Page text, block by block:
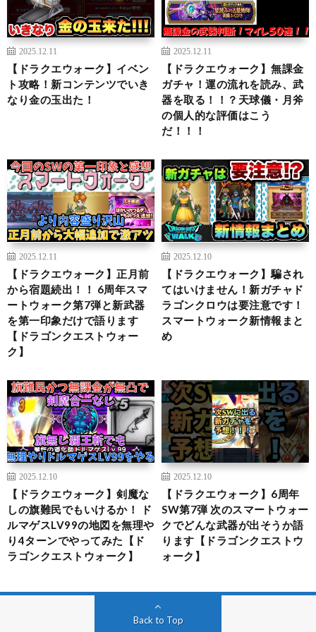
2025.12.11
【ドラクエウォーク】イベン
ト攻略！新コンテンツでいき
なり金の玉出た！
2025.12.11
【ドラクエウォーク】無課金
ガチャ！運の流れを読み、武
器を取る！！？天球儀・月斧
の個人的な評価はこう
だ！！！
2025.12.11
【ドラクエウォーク】正月前
から宿題続出！！ 6周年スマ
ートウォーク第7弾と新武器
を第一印象だけで語ります
【ドラゴンクエストウォー
ク】
2025.12.10
【ドラクエウォーク】騙され
てはいけません！新ガチャド
ラゴンクロウは要注意です！
スマートウォーク新情報まと
め
2025.12.10
【ドラクエウォーク】剣魔な
しの旗難民でもいけるか！ ド
ルマゲスLV99の地図を無理や
り4ターンでやってみた【ド
ラゴンクエストウォーク】
2025.12.10
【ドラクエウォーク】6周年
SW第7弾 次のスマートウォー
クでどんな武器が出そうか語
ります【ドラゴンクエストウ
ォーク】
Back to Top